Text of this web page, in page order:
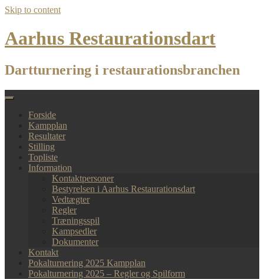
Skip to content
Aarhus Restaurationsdart
Dartturnering i restaurationsbranchen
Forside
Kampplan
Resultater
Stilling
Topliste
Information
Kontaktpersoner
Bestyrelsen i Aarhus Restaurationsdart
Vedtægter
Regler
Træningsspil
Kampsedler
Dokumenter
Kontakt
Pokalturnering 2025 Kampplan
Pokalturnering 2025 – Regler og Spilform